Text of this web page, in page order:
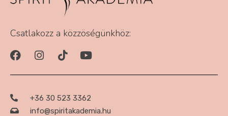
Csatlakozz a közzöségünkhöz:
+36 30 523 3362
info@spiritakademia.hu